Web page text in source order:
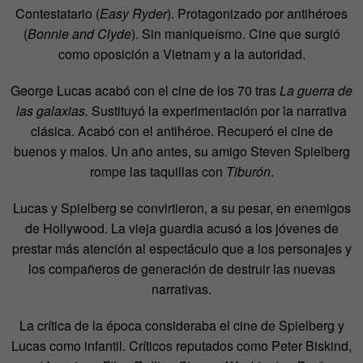
Contestatario (Easy Ryder). Protagonizado por antihéroes
(Bonnie and Clyde). Sin maniqueísmo. Cine que surgió
como oposición a Vietnam y a la autoridad.
George Lucas acabó con el cine de los 70 trasLa guerra de
las galaxias. Sustituyó la experimentación por la narrativa
clásica. Acabó con el antihéroe. Recuperó el cine de
buenos y malos. Un año antes, su amigo Steven Spielberg
rompe las taquillas con Tiburón.
Lucas y Spielberg se convirtieron, a su pesar, en enemigos
de Hollywood. La vieja guardia acusó a los jóvenes de
prestar más atención al espectáculo que a los personajes y
los compañeros de generación de destruir las nuevas
narrativas.
La crítica de la época consideraba el cine de Spielberg y
Lucas como infantil. Críticos reputados como Peter Biskind,